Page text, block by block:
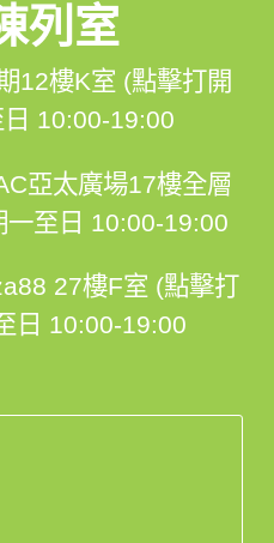
列室
12樓K室 (點擊打開
10:00-19:00
亞太廣場17樓全層
一至日 10:00-19:00
27樓F室 (點擊打
日 10:00-19:00